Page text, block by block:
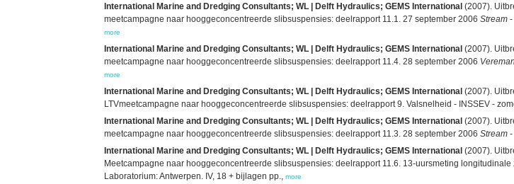
International Marine and Dredging Consultants; WL | Delft Hydraulics; GEMS International (2007).
meetcampagne naar hooggeconcentreerde slibsuspensies: deelrapport 11.1. 27 september 2006 Stream -
more
International Marine and Dredging Consultants; WL | Delft Hydraulics; GEMS International (2007).
meetcampagne naar hooggeconcentreerde slibsuspensies: deelrapport 11.4. 28 september 2006
more
International Marine and Dredging Consultants; WL | Delft Hydraulics; GEMS International (2007).
LTVmeetcampagne naar hooggeconcentreerde slibsuspensies: deelrapport 9. Valsnelheid - INSSEV -
International Marine and Dredging Consultants; WL | Delft Hydraulics; GEMS International (2007).
meetcampagne naar hooggeconcentreerde slibsuspensies: deelrapport 11.3. 28 september 2006 Stream -
International Marine and Dredging Consultants; WL | Delft Hydraulics; GEMS International (2007).
Meetcampagne naar hooggeconcentreerde slibsuspensies: deelrapport 11.6. 13-uursmeting longitudinale
Laboratorium: Antwerpen. IV, 18 + bijlagen pp., more